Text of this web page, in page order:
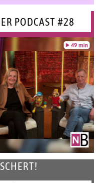
PODCAST #28